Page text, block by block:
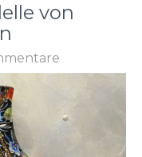
von